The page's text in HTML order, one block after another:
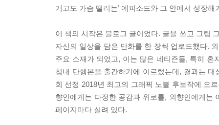
기고도 가슴 떨리는’ 에피소드와 그 안에서 성장
이 책의 시작은 블로그 글이었다. 글을 쓰고 그림
자신의 일상을 담은 만화를 한 장씩 업로드했다.
주요 소재가 되었고, 이는 많은 네티즌들, 특히
침내 단행본을 출간하기에 이르렀는데, 결과는
회 선정 2018년 최고의 그래픽 노블 후보작에 오
향인에게는 다정한 공감과 위로를, 외향인에게는
페이지마다 실려 있다.